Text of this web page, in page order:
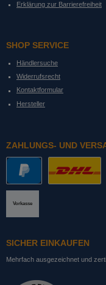
Erklärung zur Barrierefreiheit
SHOP SERVICE
Händlersuche
Widerrufsrecht
Kontaktformular
Hersteller
ZAHLUNGS- UND
Vorkasse
SICHER EINKAUFEN
Mehrfach ausgezeichnet und